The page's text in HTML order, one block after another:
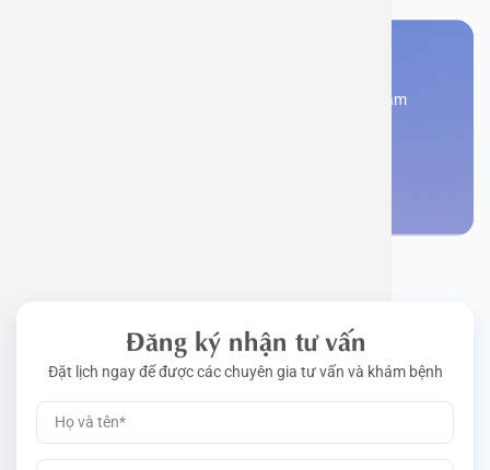
Đăng kí ngay để được các chuyên gia tư vấn và khám
Đăng ký nhận tư vấn
Đặt lịch ngay để được các chuyên gia tư vấn và khám bệnh